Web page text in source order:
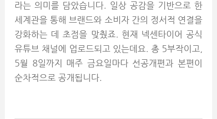
라는 의미를 담았습니다. 일상 공감을 기반으로 한
세계관을 통해 브랜드와 소비자 간의 정서적 연결을
강화하는 데 초점을 맞췄죠. 현재 넥센타이어 공식
유튜브 채널에 업로드되고 있는데요. 총 5부작이고,
5월 8일까지 매주 금요일마다 선공개편과 본편이
순차적으로 공개됩니다.